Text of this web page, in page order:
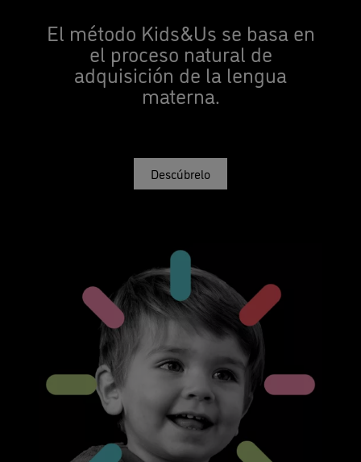
El método Kids&Us se basa en
el proceso natural de
adquisición de la lengua
materna.
Descúbrelo